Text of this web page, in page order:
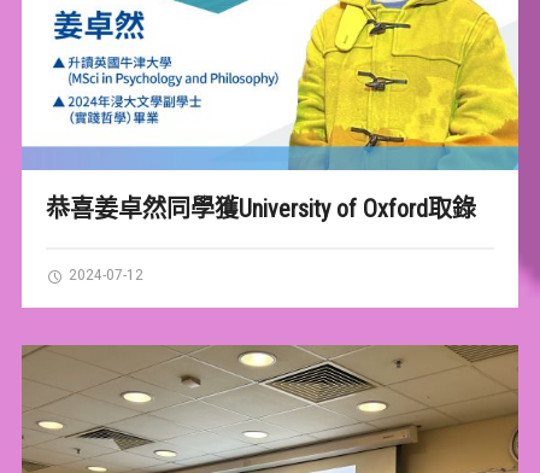
恭喜姜卓然同學獲University of Oxford取錄
2024-07-12